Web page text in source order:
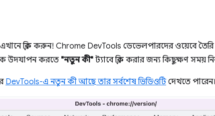
ক্লিক করুন! Chrome DevTools ডেভেলপারদের ওয়েবে
উদযাপন করতে "নতুন কী" ট্যাবে ক্লিক করার জন্য কিছুক্ষণ সময়
DevTools-এ নতুন কী আছে তার সর্বশেষ ভিডিওটিদেখতে পারেন।